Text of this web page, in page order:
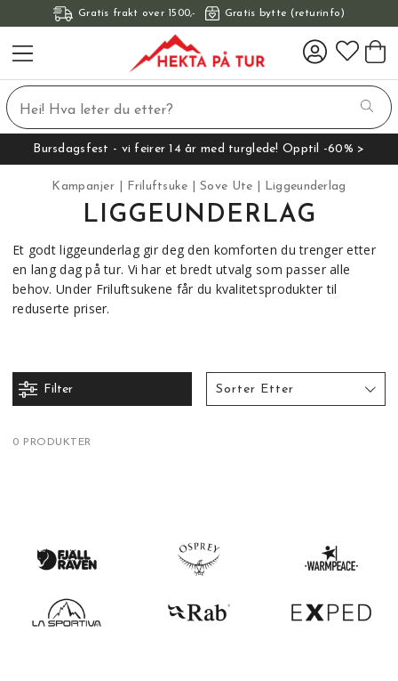
Gratis frakt over 1500,- Gratis bytte (returinfo)
Bursdagsfest - vi feirer 14 år med turglede! Opptil -60% >
Kampanjer Friluftsuke Sove Ute Liggeunderlag
LIGGEUNDERLAG
Et godt liggeunderlag gir deg den komforten du trenger etter
en lang dag på tur. Vi har et bredt utvalg som passer alle
behov. Under Friluftsukene får du kvalitetsprodukter til
reduserte priser.
Filter Sorter Etter
0 PRODUKTER